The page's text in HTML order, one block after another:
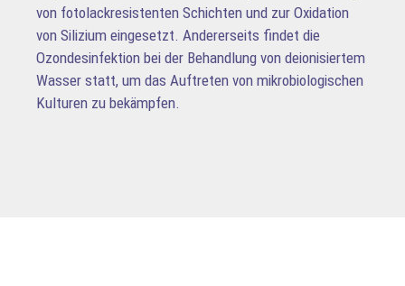
von fotolackresistenten Schichten und zur Oxidation
von Silizium eingesetzt. Andererseits findet die
Ozondesinfektion bei der Behandlung von deionisiertem
Wasser statt, um das Auftreten von mikrobiologischen
Kulturen zu bekämpfen.